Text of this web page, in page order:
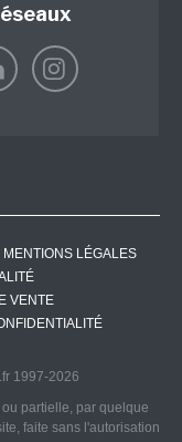
MENTIONS LÉGALES
VENTE
1997-2026
partielle, par quelque
faite sans l'autorisation